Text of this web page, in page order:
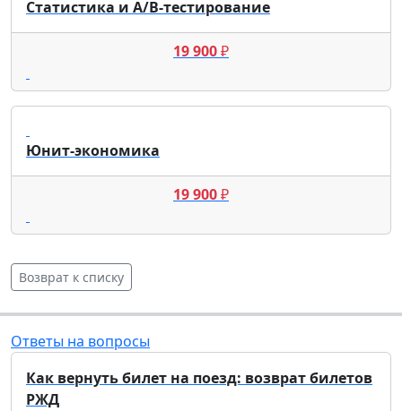
Статистика и A/B-тестирование
19 900₽
Юнит-экономика
19 900₽
Возврат к списку
Ответы на вопросы
Как вернуть билет на поезд: возврат билетов
РЖД